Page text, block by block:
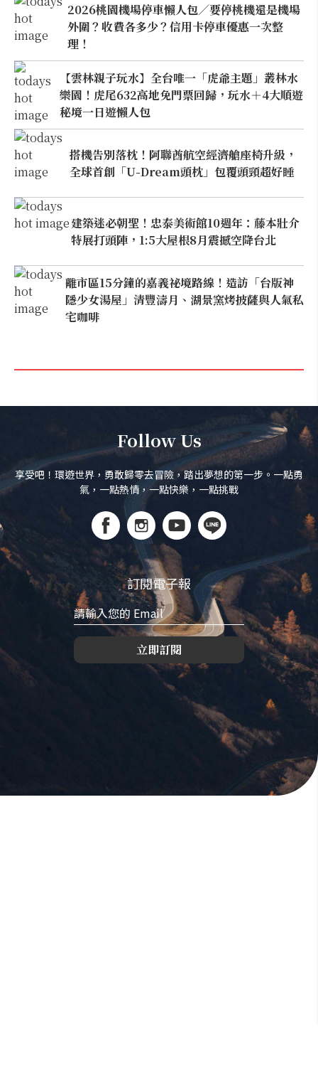
2026桃園機場停車懶人包／要停桃機還是機場
外圍？收費各多少？信用卡停車優惠一次整
理！
【雲林親子玩水】全台唯一「虎爺主題」叢林水
樂園！虎尾632高地免門票回歸，玩水＋4大順遊
秘境一日遊懶人包
搭機告別落枕！阿聯酋航空經濟艙座椅升級，
全球首創「U-Dream頭枕」包覆頭頸超好睡
建築迷必朝聖！忠泰美術館10週年：藤本壯介
特展打頭陣，1:5大屋根8月震撼空降台北
離市區15分鐘的嘉義祕境路線！造訪「台版神
隱少女湯屋」清豐濤月、湖景窯烤披薩與人氣私
宅咖啡
Follow Us
享受吧！環遊世界，勇敢歸零去冒險，踏出夢想的第一步。一點勇
氣，一點熱情，一點快樂，一點挑戰
訂閱電子報
立即訂閱